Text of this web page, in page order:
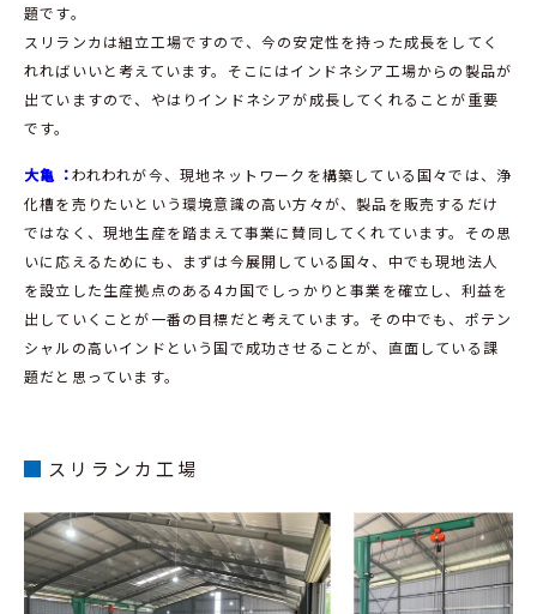
題です。
スリランカは組立工場ですので、今の安定性を持った成長をしてく
れればいいと考えています。そこにはインドネシア工場からの製品が
出ていますので、やはりインドネシアが成長してくれることが重要
です。
大亀︓われわれが今、現地ネットワークを構築している国々では、浄
化槽を売りたいという環境意識の高い方々が、製品を販売するだけ
ではなく、現地生産を踏まえて事業に賛同してくれています。その思
いに応えるためにも、まずは今展開している国々、中でも現地法人
を設立した生産拠点のある4カ国でしっかりと事業を確立し、利益を
出していくことが一番の目標だと考えています。その中でも、ポテン
シャルの高いインドという国で成功させることが、直面している課
題だと思っています。
スリランカ工場